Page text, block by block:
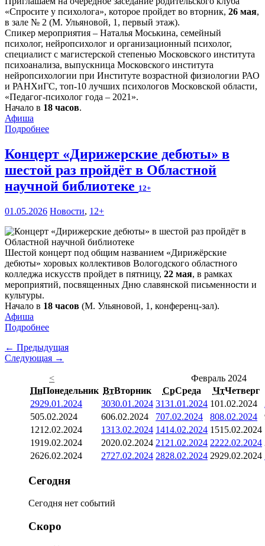
«Спросите у психолога», которое пройдет во вторник, 26 мая,
в зале № 2 (М. Ульяновой, 1, первый этаж).
Спикер мероприятия – Наталья Моськина, семейный
психолог, нейропсихолог и организационный психолог,
специалист с магистерской степенью Московского института
психоанализа, выпускница Московского института
нейропсихологии при Институте возрастной физиологии РАО
и РАНХиГС, топ-10 лучших психологов Московской области,
«Педагог-психолог года – 2021».
Начало в 18 часов.
Афиша
Подробнее
Концерт «Дирижерские дебюты» в
шестой раз пройдёт в Областной
научной библиотеке 12+
01.05.2026 Новости, 12+
Шестой концерт под общим названием «Дирижёрские
дебюты» хоровых коллективов Вологодского областного
колледжа искусств пройдет в пятницу, 22 мая, в рамках
мероприятий, посвященных Дню славянской письменности и
культуры.
Начало в 18 часов (М. Ульяновой, 1, конференц-зал).
Афиша
Подробнее
← Предыдущая
Следующая →
<
Февраль 2024
ПнПонедельник ВтВторник СрСреда ЧтЧетверг
2929.01.2024 3030.01.2024 3131.01.2024 101.02.2024
505.02.2024 606.02.2024 707.02.2024 808.02.2024
1212.02.2024 1313.02.2024 1414.02.2024 1515.02.2024
1919.02.2024 2020.02.2024 21 21.02.2024 2222.02.2024
2626.02.2024 2727.02.2024 2828.02.2024 2929.02.2024
Сегодня
Сегодня нет событий
Скоро